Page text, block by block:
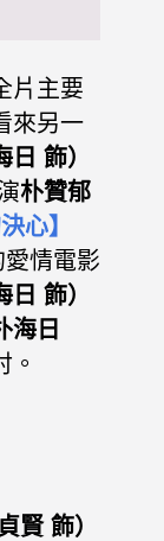
片主要
來另一
飾）
朴贊郁
心】
情電影
飾）
海日
。
賢 飾）